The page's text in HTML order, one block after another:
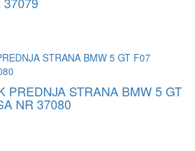
PREDNJA STRANA BMW 5 GT
NR 37080